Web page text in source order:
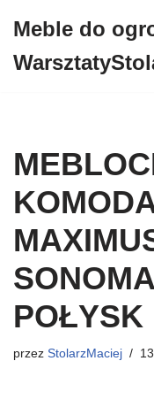
do
Meble do
POŁYSK
przez StolarzMaciej